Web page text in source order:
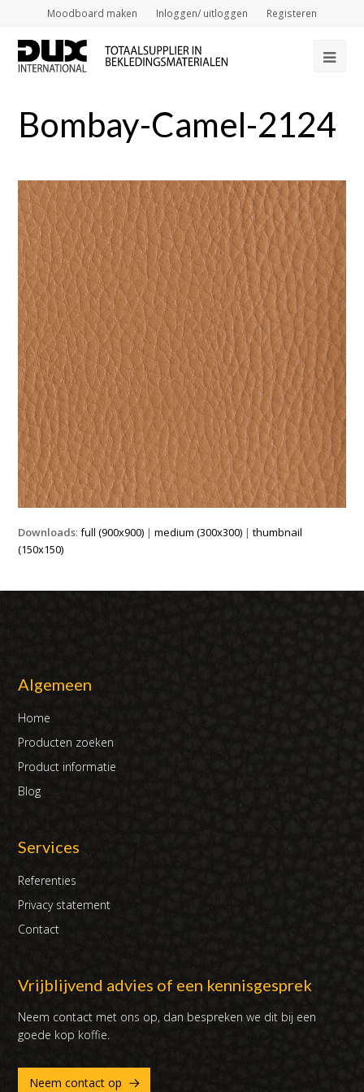
Moodboard maken Inloggen/ uitloggen Registeren
Bombay-Camel-2124
Downloads:full (900x900) |medium (300x300) |thumbnail
(150x150)
Algemeen
Home
Producten zoeken
Product informatie
Blog
Services
Referenties
Privacy statement
Contact
Vrijblijvend advies of een kennisgesprek
Neem contact met ons op, dan bespreken we dit bij een
goede kop koffie.
Neem contact op